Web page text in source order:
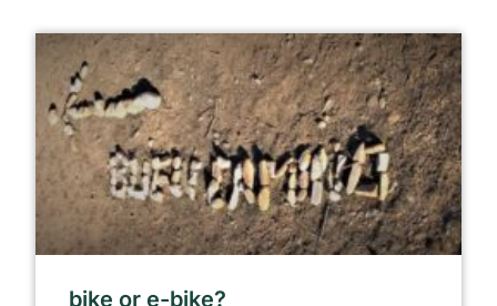
bike or e-bike?